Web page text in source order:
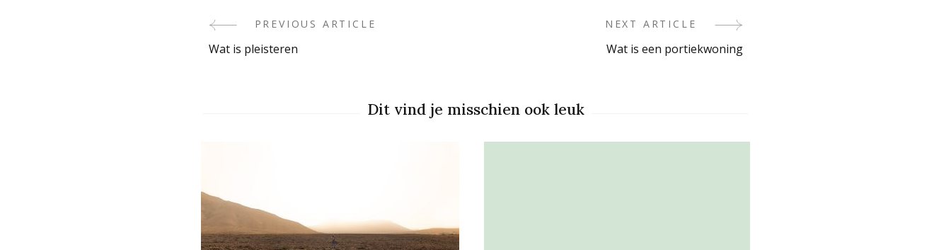
Post
Navigation
PREVIOUS ARTICLE
Wat is pleisteren
NEXT ARTICLE
Wat is een portiekwoning
Dit vind je misschien ook leuk